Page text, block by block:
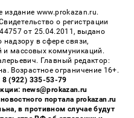
издание www.prokazan.ru.
о регистрации
от 25.04.2011, выдано
в сфере связи,
и массовых коммуникаций.
Главный редактор:
Возрастное ограничение 16+.
8 (922) 335-53-79
news@prokazan.ru
портала prokazan.ru
в противном случае будут